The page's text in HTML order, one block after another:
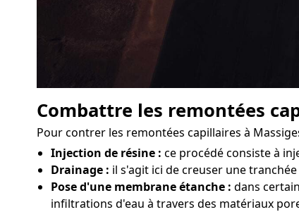
Combattre les remontées
Pour contrer les remontées capillaires à
Injection de résine : ce procédé consiste à
Drainage : il s'agit ici de creuser une
Pose d'une membrane étanche : dans
infiltrations d'eau à travers des matériaux